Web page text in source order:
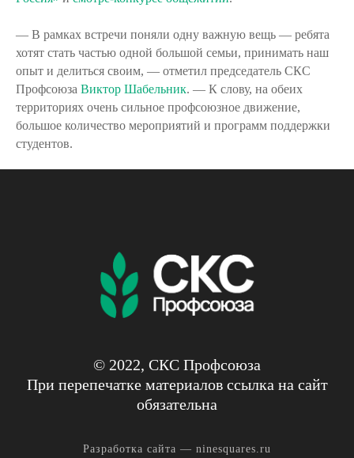
— В рамках встречи поняли одну важную вещь — ребята
хотят стать частью одной большой семьи, принимать наш
опыт и делиться своим, — отметил председатель СКС
Профсоюза Виктор Шабельник. — К слову, на обеих
территориях очень сильное профсоюзное движение,
большое количество мероприятий и программ поддержки
студентов.
© 2022, СКС Профсоюза
При перепечатке материалов ссылка на сайт
обязательна
Разработка сайта — ninesquares.ru